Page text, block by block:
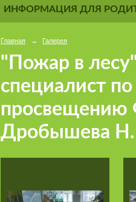
ИНФОРМАЦИЯ ДЛЯ
Главная → Галерея
"Пожар в
специалист
просвещению
Дробышева